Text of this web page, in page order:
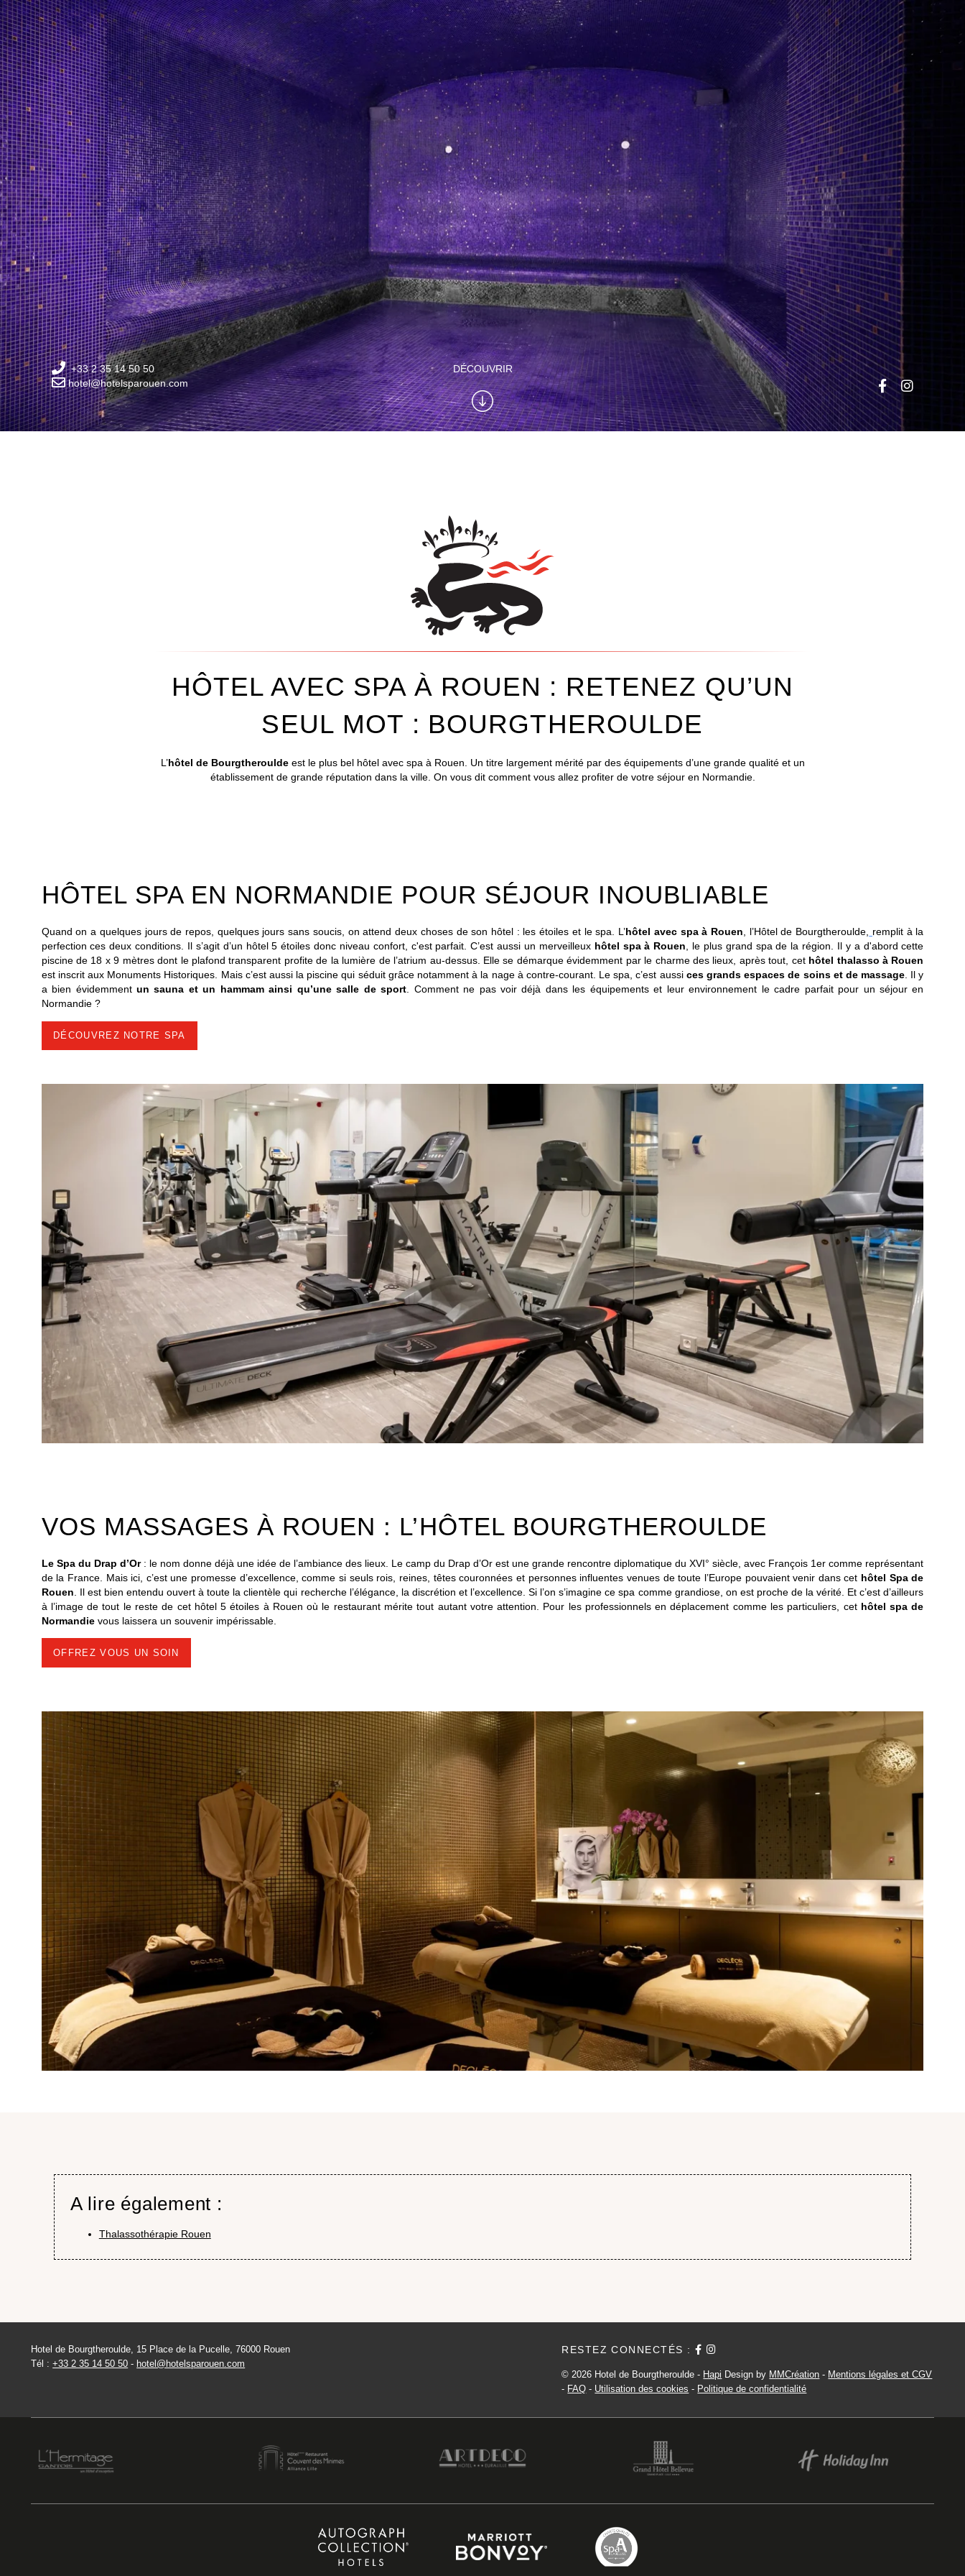
+33 2 35 14 50 50
hotel@hotelsparouen.com
DÉCOUVRIR
HÔTEL AVEC SPA À ROUEN : RETENEZ QU’UN
SEUL MOT : BOURGTHEROULDE
L’hôtel de Bourgtherouldeest le plus bel hôtel avec spa à Rouen. Un titre largement mérité par des équipements d’une grande qualité et un
établissement de grande réputation dans la ville. On vous dit comment vous allez profiter de votre séjour en Normandie.
HÔTEL SPA EN NORMANDIE POUR SÉJOUR INOUBLIABLE
Quand on a quelques jours de repos, quelques jours sans soucis, on attend deux choses de son hôtel : les étoiles et le spa. L’hôtel avec spa à Rouen , l’Hôtel de Bourgtheroulde,
remplit à la
perfection ces deux conditions. Il s’agit d’un hôtel 5 étoiles donc niveau confort, c'est parfait. C’est aussi un merveilleux hôtel spa à Rouen , le plus grand spa de la région. Il y a d'abord cette
piscine de 18 x 9 mètres dont le plafond transparent profite de la lumière de l’atrium au-dessus. Elle se démarque évidemment par le charme des lieux, après tout, cet hôtel thalasso à Rouen
est inscrit aux Monuments Historiques. Mais c’est aussi la piscine qui séduit grâce notamment à la nage à contre-courant. Le spa, c’est aussi ces grands espaces de soins et de massage . Il y
a bien évidemment un sauna et un hammam ainsi qu’une salle de sport . Comment ne pas voir déjà dans les équipements et leur environnement le cadre parfait pour un séjour en
Normandie ?
DÉCOUVREZ NOTRE SPA
VOS MASSAGES À ROUEN : L’HÔTEL BOURGTHEROULDE
Le Spa du Drap d’Or: le nom donne déjà une idée de l’ambiance des lieux. Le camp du Drap d’Or est une grande rencontre diplomatique du XVI° siècle, avec François 1er comme représentant
de la France. Mais ici, c’est une promesse d’excellence, comme si seuls rois, reines, têtes couronnées et personnes influentes venues de toute l’Europe pouvaient venir dans cet hôtel Spa de
Rouen . Il est bien entendu ouvert à toute la clientèle qui recherche l’élégance, la discrétion et l’excellence. Si l’on s’imagine ce spa comme grandiose, on est proche de la vérité. Et c’est d’ailleurs
à l’image de tout le reste de cet hôtel 5 étoiles à Rouen où le restaurant mérite tout autant votre attention. Pour les professionnels en déplacement comme les particuliers, cet hôtel spa de
Normandievous laissera un souvenir impérissable.
OFFREZ VOUS UN SOIN
A lire également :
Thalassothérapie Rouen
Hotel de Bourgtheroulde, 15 Place de la Pucelle, 76000 Rouen
Tél :+33 2 35 14 50 50 - hotel@hotelsparouen.com
RESTEZ CONNECTÉS :
© 2026 Hotel de Bourgtheroulde - Hapi Design by MMCréation - Mentions légales et CGV
- FAQ - Utilisation des cookies - Politique de confidentialité
CHAMBRES
SPA
RESTAURANT
SÉMINAIRES
ACTUALITÉS
PRESSE
PHOTOS
BONS CADEAUX
HOTEL DE BOURGTHEROULDE
15 PLACE DE LA PUCELLE 76000 ROUEN - FRANCE
HOTEL@HOTELSPAROUEN.COM